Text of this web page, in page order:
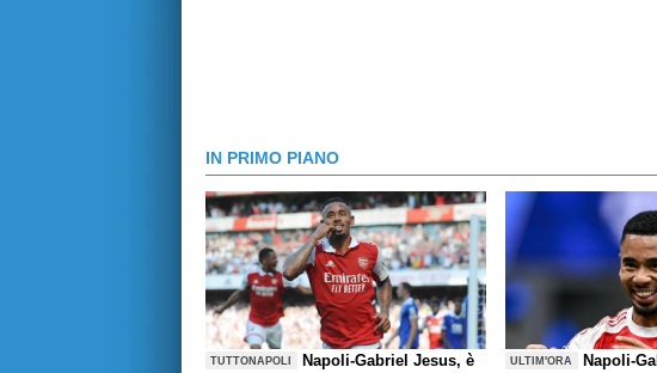
IN PRIMO PIANO
TUTTONAPOLI
Napoli-Gabriel Jesus, è
ULTIM'ORA
Napoli-